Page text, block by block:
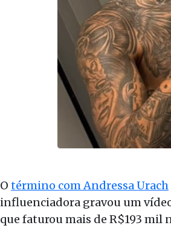
O término com Andressa Urach
influenciadora gravou um
que faturou mais de R$193 mil